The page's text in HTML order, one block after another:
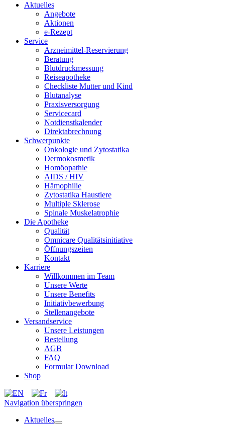
Aktuelles
Angebote
Aktionen
e-Rezept
Service
Arzneimittel-Reservierung
Beratung
Blutdruckmessung
Reiseapotheke
Checkliste Mutter und Kind
Blutanalyse
Praxisversorgung
Servicecard
Notdienstkalender
Direktabrechnung
Schwerpunkte
Onkologie und Zytostatika
Dermokosmetik
Homöopathie
AIDS / HIV
Hämophilie
Zytostatika Haustiere
Multiple Sklerose
Spinale Muskelatrophie
Die Apotheke
Qualität
Omnicare Qualitätsinitiative
Öffnungszeiten
Kontakt
Karriere
Willkommen im Team
Unsere Werte
Unsere Benefits
Initiativbewerbung
Stellenangebote
Versandservice
Unsere Leistungen
Bestellung
AGB
FAQ
Formular Download
Shop
Navigation überspringen
Aktuelles